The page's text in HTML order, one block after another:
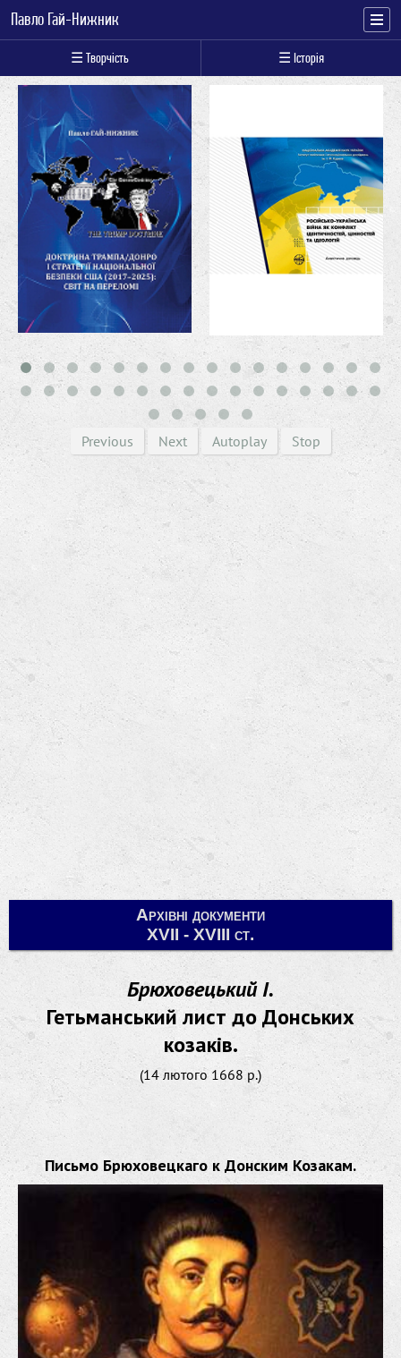
Павло Гай-Нижник
☰ Творчість ☰ Історія
Previous Next Autoplay Stop
Архівні документи
XVII - XVIII ст.
Брюховецький І.
Гетьманський лист до Донських
козаків.
(14 лютого 1668 р.)
Письмо Брюховецкаго к Донским Козакам.